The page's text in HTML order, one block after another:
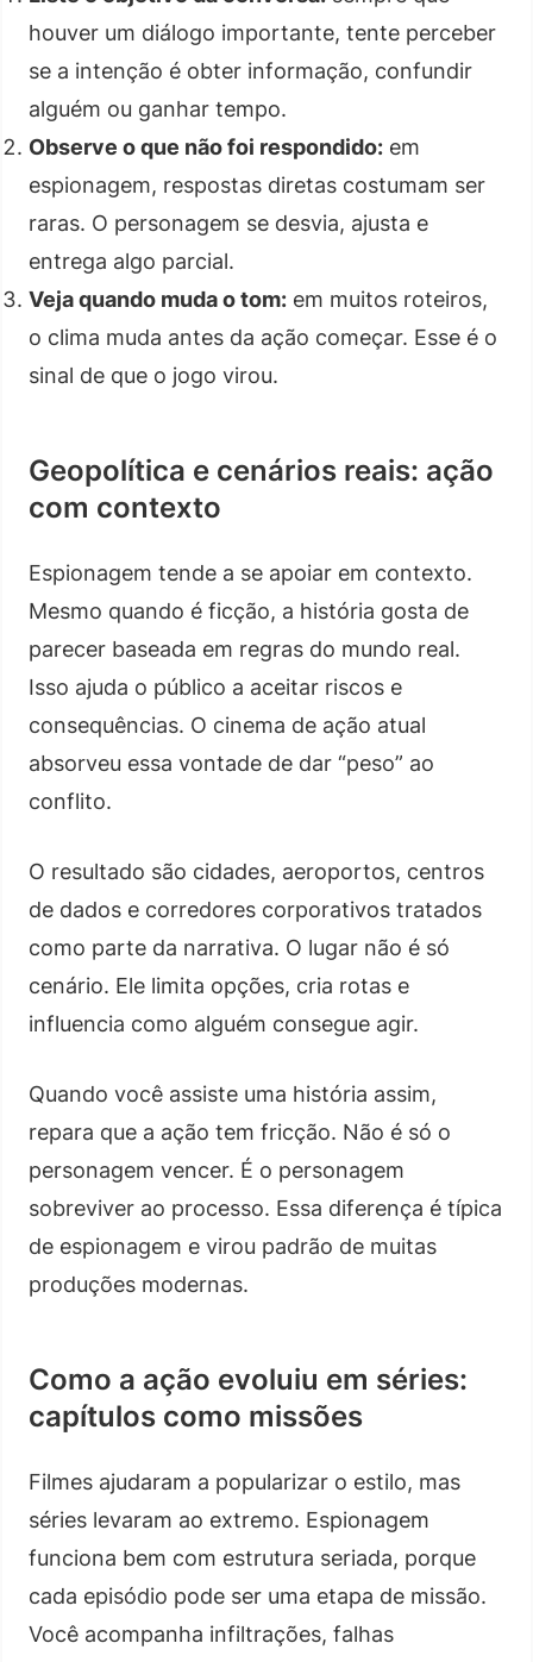
houver um diálogo importante, tente perceber
se a intenção é obter informação, confundir
alguém ou ganhar tempo.
Observe o que não foi respondido: em
espionagem, respostas diretas costumam ser
raras. O personagem se desvia, ajusta e
entrega algo parcial.
Veja quando muda o tom: em muitos roteiros,
o clima muda antes da ação começar. Esse é o
sinal de que o jogo virou.
Geopolítica e cenários reais: ação
com contexto
Espionagem tende a se apoiar em contexto.
Mesmo quando é ficção, a história gosta de
parecer baseada em regras do mundo real.
Isso ajuda o público a aceitar riscos e
consequências. O cinema de ação atual
absorveu essa vontade de dar “peso” ao
conflito.
O resultado são cidades, aeroportos, centros
de dados e corredores corporativos tratados
como parte da narrativa. O lugar não é só
cenário. Ele limita opções, cria rotas e
influencia como alguém consegue agir.
Quando você assiste uma história assim,
repara que a ação tem fricção. Não é só o
personagem vencer. É o personagem
sobreviver ao processo. Essa diferença é típica
de espionagem e virou padrão de muitas
produções modernas.
Como a ação evoluiu em séries:
capítulos como missões
Filmes ajudaram a popularizar o estilo, mas
séries levaram ao extremo. Espionagem
funciona bem com estrutura seriada, porque
cada episódio pode ser uma etapa de missão.
Você acompanha infiltrações, falhas